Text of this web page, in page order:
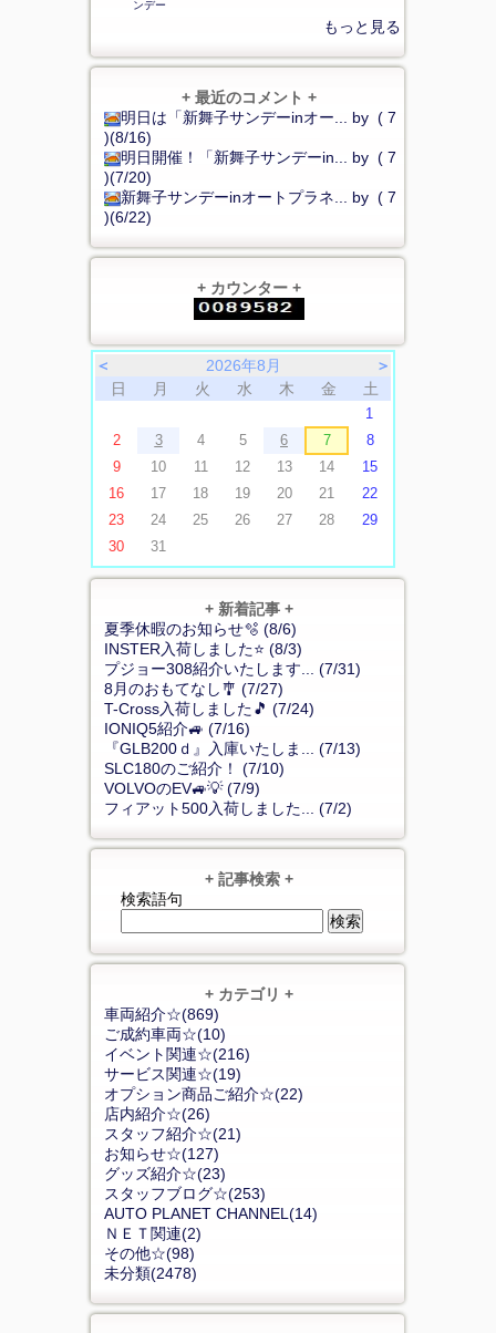
ンデー
もっと見る
+ 最近のコメント +
明日は「新舞子サンデーinオー... by ( 7
)(8/16)
明日開催！「新舞子サンデーin... by ( 7
)(7/20)
新舞子サンデーinオートプラネ... by ( 7
)(6/22)
+ カウンター +
＜ 2026年8月
＞
日
月 火 水 木 金 土
1
2
3 4 5 6 7
8
9
10 11 12 13 14
15
16
17 18 19 20 21
22
23
24 25 26 27 28
29
30
31
+ 新着記事 +
夏季休暇のお知らせ🫧 (8/6)
INSTER入荷しました⭐ (8/3)
プジョー308紹介いたします... (7/31)
8月のおもてなし🎐 (7/27)
T-Cross入荷しました🎵 (7/24)
IONIQ5紹介🚙 (7/16)
『GLB200ｄ』入庫いたしま... (7/13)
SLC180のご紹介！ (7/10)
VOLVOのEV🚙💡 (7/9)
フィアット500入荷しました... (7/2)
+ 記事検索 +
検索語句
+ カテゴリ +
車両紹介☆(869)
ご成約車両☆(10)
イベント関連☆(216)
サービス関連☆(19)
オプション商品ご紹介☆(22)
店内紹介☆(26)
スタッフ紹介☆(21)
お知らせ☆(127)
グッズ紹介☆(23)
スタッフブログ☆(253)
AUTO PLANET CHANNEL(14)
ＮＥＴ関連(2)
その他☆(98)
未分類(2478)